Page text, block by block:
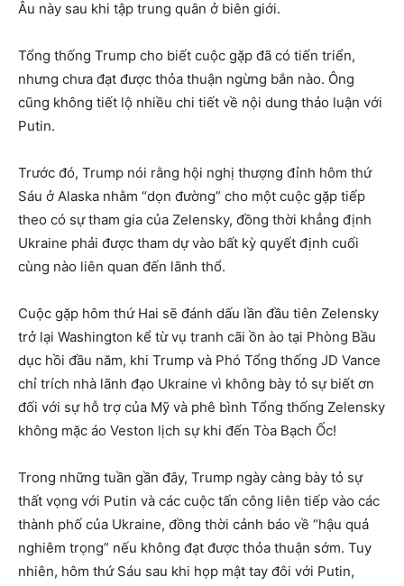
Âu này sau khi tập trung quân ở biên giới.
Tổng thống Trump cho biết cuộc gặp đã có tiến triển,
nhưng chưa đạt được thỏa thuận ngừng bắn nào. Ông
cũng không tiết lộ nhiều chi tiết về nội dung thảo luận với
Putin.
Trước đó, Trump nói rằng hội nghị thượng đỉnh hôm thứ
Sáu ở Alaska nhằm “dọn đường” cho một cuộc gặp tiếp
theo có sự tham gia của Zelensky, đồng thời khẳng định
Ukraine phải được tham dự vào bất kỳ quyết định cuối
cùng nào liên quan đến lãnh thổ.
Cuộc gặp hôm thứ Hai sẽ đánh dấu lần đầu tiên Zelensky
trở lại Washington kể từ vụ tranh cãi ồn ào tại Phòng Bầu
dục hồi đầu năm, khi Trump và Phó Tổng thống JD Vance
chỉ trích nhà lãnh đạo Ukraine vì không bày tỏ sự biết ơn
đối với sự hỗ trợ của Mỹ và phê bình Tổng thống Zelensky
không mặc áo Veston lịch sự khi đến Tòa Bạch Ốc!
Trong những tuần gần đây, Trump ngày càng bày tỏ sự
thất vọng với Putin và các cuộc tấn công liên tiếp vào các
thành phố của Ukraine, đồng thời cảnh báo về “hậu quả
nghiêm trọng” nếu không đạt được thỏa thuận sớm. Tuy
nhiên, hôm thứ Sáu sau khi họp mật tay đôi với Putin,